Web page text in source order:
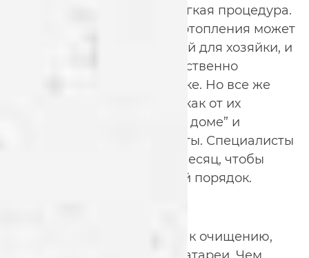
отопления — не совсем легкая процедура.
Конструкция радиаторов отопления может
стать серьезной проблемой для хозяйки, и
не дать возможности качественно
провести работы по очистке. Но все же
сделать это придется, так как от их
чистоты зависит “погода в доме” и
продолжительность чистоты. Специалисты
рекомендуют мыть раз в месяц, чтобы
поддерживать постоянный порядок.
Перед тем как приступить к очищению,